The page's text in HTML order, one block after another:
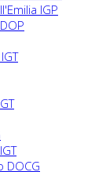
IGP
DOCG